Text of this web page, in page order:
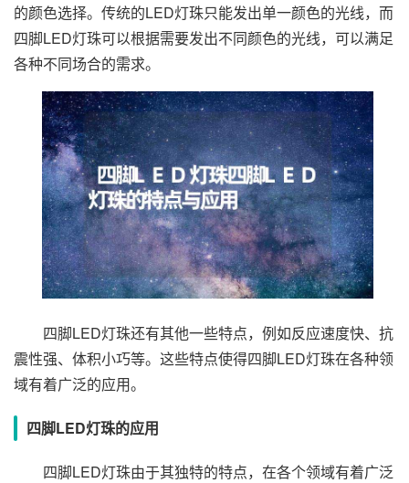
的颜色选择。传统的LED灯珠只能发出单一颜色的光线，而
四脚LED灯珠可以根据需要发出不同颜色的光线，可以满足
各种不同场合的需求。
四脚LED灯珠还有其他一些特点，例如反应速度快、抗
震性强、体积小巧等。这些特点使得四脚LED灯珠在各种领
域有着广泛的应用。
四脚LED灯珠的应用
四脚LED灯珠由于其独特的特点，在各个领域有着广泛